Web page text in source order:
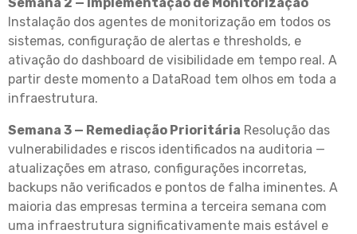
Instalação dos agentes de monitorização em todos os
sistemas, configuração de alertas e thresholds, e
ativação do dashboard de visibilidade em tempo real. A
partir deste momento a DataRoad tem olhos em toda a
infraestrutura.
Semana 3 — Remediação Prioritária Resolução das
vulnerabilidades e riscos identificados na auditoria —
atualizações em atraso, configurações incorretas,
backups não verificados e pontos de falha iminentes. A
maioria das empresas termina a terceira semana com
uma infraestrutura significativamente mais estável e